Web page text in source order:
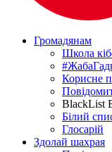
Громадянам
Школа
Корисне
BlackList
Білий
Глосарій
Здолай шахрая